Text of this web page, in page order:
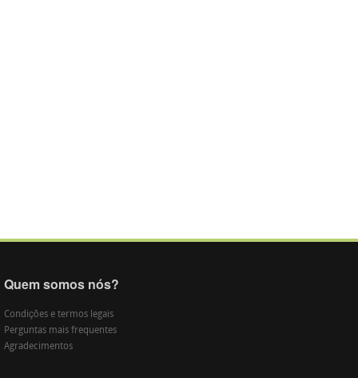
Quem somos nós?
Condições e termos legais
Perguntas mais frequentes
Agradecimentos